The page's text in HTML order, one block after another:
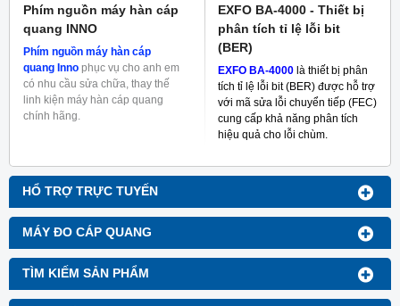
HỔ TRỢ TRỰC TUYẾN
MÁY ĐO CÁP QUANG
TÌM KIẾM SẢN PHẨM
Phím nguồn máy hàn cáp
quang INNO
Phím nguồn máy hàn cáp
quang Inno phục vụ cho anh em
có nhu cầu sửa chữa, thay thế
linh kiện máy hàn cáp quang
chính hãng.
EXFO BA-4000 - Thiết bị
phân tích tỉ lệ lỗi bit
(BER)
EXFO BA-4000 là thiết bị phân
tích tỉ lệ lỗi bit (BER) được hỗ trợ
với mã sửa lỗi chuyển tiếp (FEC)
cung cấp khả năng phân tích
hiệu quả cho lỗi chùm.